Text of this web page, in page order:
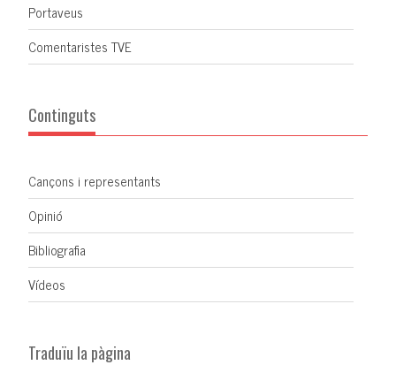
Portaveus
Comentaristes TVE
Continguts
Cançons i representants
Opinió
Bibliografia
Vídeos
Traduïu la pàgina